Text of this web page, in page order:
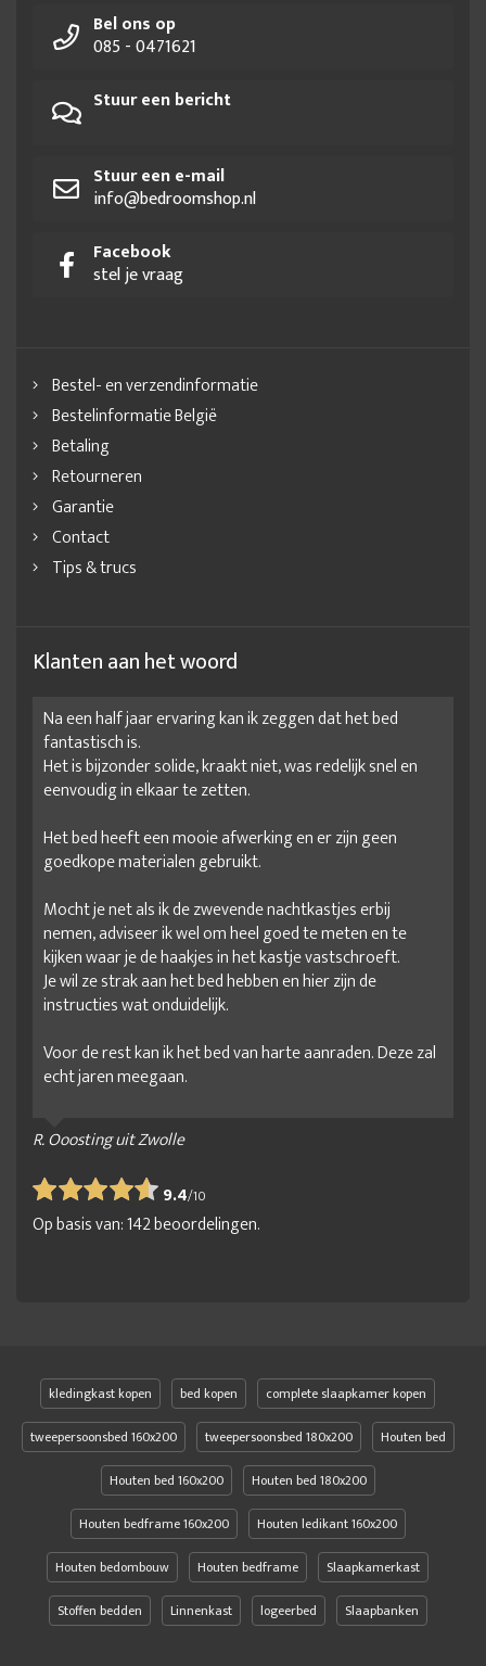
Bel ons op
085 - 0471621
Stuur een bericht
Stuur een e-mail
info@bedroomshop.nl
Facebook
stel je vraag
Bestel- en verzendinformatie
Bestelinformatie België
Betaling
Retourneren
Garantie
Contact
Tips & trucs
Klanten aan het woord
Na een half jaar ervaring kan ik zeggen dat het bed
fantastisch is.
Het is bijzonder solide, kraakt niet, was redelijk snel en
eenvoudig in elkaar te zetten.
Het bed heeft een mooie afwerking en er zijn geen
goedkope materialen gebruikt.
Mocht je net als ik de zwevende nachtkastjes erbij
nemen, adviseer ik wel om heel goed te meten en te
kijken waar je de haakjes in het kastje vastschroeft.
Je wil ze strak aan het bed hebben en hier zijn de
instructies wat onduidelijk.
Voor de rest kan ik het bed van harte aanraden. Deze zal
echt jaren meegaan.
R. Ooosting uit Zwolle
9.4/10
Op basis van:142beoordelingen.
kledingkast kopen bed kopen
complete slaapkamer kopen
tweepersoonsbed 160x200
tweepersoonsbed 180x200
Houten bed
Houten bed 160x200
Houten bed 180x200
Houten bedframe 160x200
Houten ledikant 160x200
Houten bedombouw
Houten bedframe
Slaapkamerkast
Stoffen bedden
Linnenkast logeerbed Slaapbanken